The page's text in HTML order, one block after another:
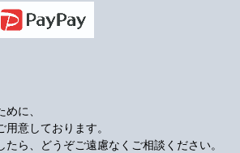
に、
意しております。
ら、どうぞご遠慮なくご相談ください。